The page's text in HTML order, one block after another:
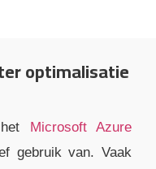
optimalisatie
Microsoft Azure
gebruik van. Vaak